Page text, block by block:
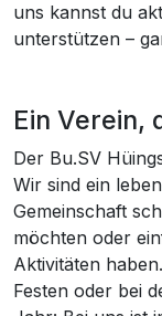
uns kannst du
unterstützen –
Ein Verein,
Der Bu.SV
Wir sind ein
Gemeinschaft
möchten oder
Aktivitäten
Festen oder bei